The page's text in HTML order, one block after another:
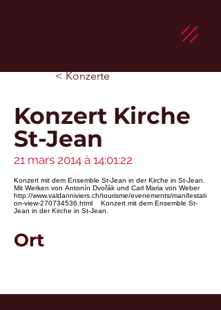
< Konzerte
Konzert Kirche
St-Jean
21 mars 2014 à 14:01:22
Konzert mit dem Ensemble St-Jean in der Kirche in St-Jean.
Mit Werken von Antonín Dvořák und Carl Maria von Weber
http://www.valdanniviers.ch/tourisme/evenements/manifestati
on-view-270734536.html Konzert mit dem Ensemble St-
Jean in der Kirche in St-Jean.
Ort